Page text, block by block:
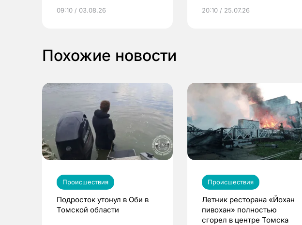
выиграть призы
09:10 / 03.08.26 20:10 / 25.07.26
Похожие новости
Происшествия
Подросток утонул в Оби в
Томской области
Происшествия
Летник ресторана «Йохан
пивохан» полностью
сгорел в центре Томска